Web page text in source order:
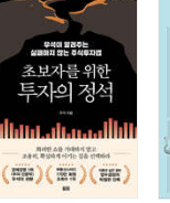
용하는 가장 쉬운 방법
에 적용하는 법
적용하는 2가지 방법
내게 맞는 투자법
람들